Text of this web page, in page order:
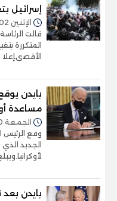
إسرائيل
الإثنين 02/يناير/2023 - 08:01 م
قالت
المتكررة
الأقصىإعلا
بايدن
مساعدة
الجمعة 30/ديسمبر/2022 - 05:25 م
وقع الرئيس
الجديد
بايدن